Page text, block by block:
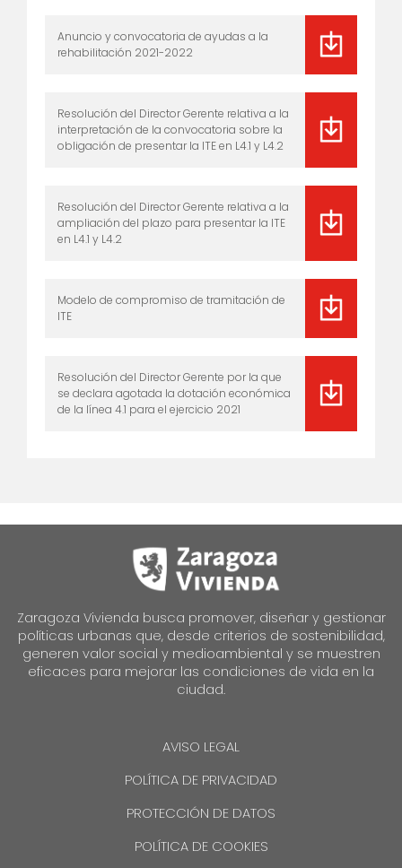
Anuncio y convocatoria de ayudas a la
rehabilitación 2021-2022
Resolución del Director Gerente relativa a la
interpretación de la convocatoria sobre la
obligación de presentar la ITE en L4.1 y L4.2
Resolución del Director Gerente relativa a la
ampliación del plazo para presentar la ITE
en L4.1 y L4.2
Modelo de compromiso de tramitación de
ITE
Resolución del Director Gerente por la que
se declara agotada la dotación económica
de la línea 4.1 para el ejercicio 2021
Zaragoza Vivienda busca promover, diseñar y gestionar
políticas urbanas que, desde criterios de sostenibilidad,
generen valor social y medioambiental y se muestren
eficaces para mejorar las condiciones de vida en la
ciudad.
AVISO LEGAL
POLÍTICA DE PRIVACIDAD
PROTECCIÓN DE DATOS
POLÍTICA DE COOKIES